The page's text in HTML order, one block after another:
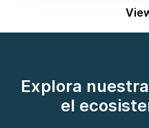
Explora
el